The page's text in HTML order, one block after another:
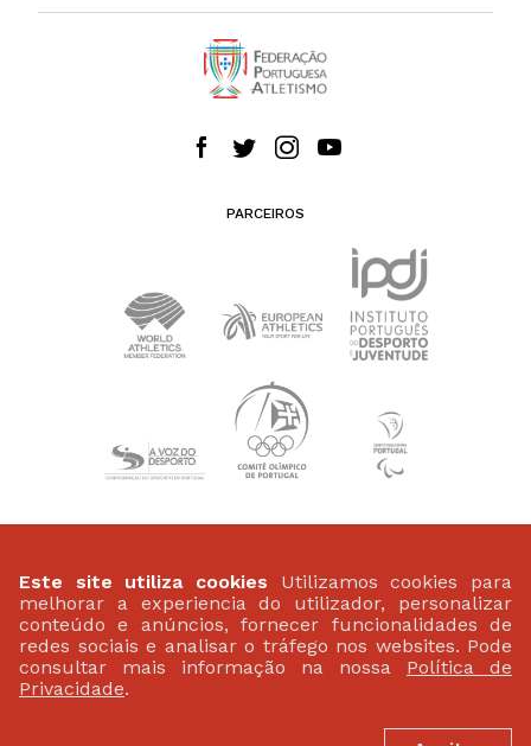
PARCEIROS
Este site utiliza cookies Utilizamos cookies para
melhorar a experiencia do utilizador, personalizar
conteúdo e anúncios, fornecer funcionalidades de
redes sociais e analisar o tráfego nos websites. Pode
consultar mais informação na nossa Política de
Privacidade.